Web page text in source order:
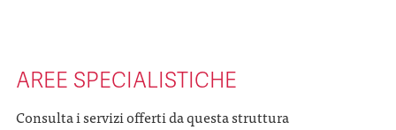
AREE SPECIALISTICHE
Consulta i servizi offerti da questa struttura